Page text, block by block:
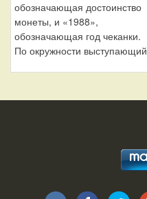
обозначающая достоинство
монеты, и «1988»,
обозначающая год чеканки.
По окружности выступающий